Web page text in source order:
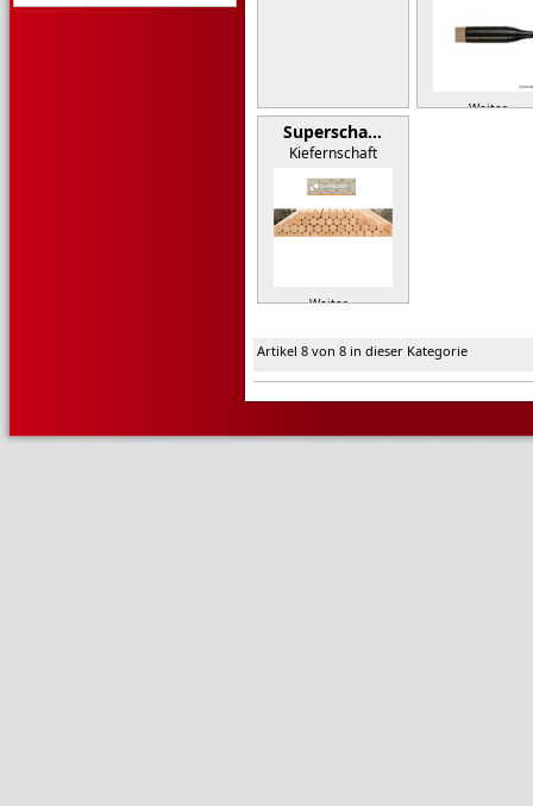
Weiter »
Superscha…
Kiefernschaft
Weiter »
Artikel 8 von 8 in dieser Kategorie